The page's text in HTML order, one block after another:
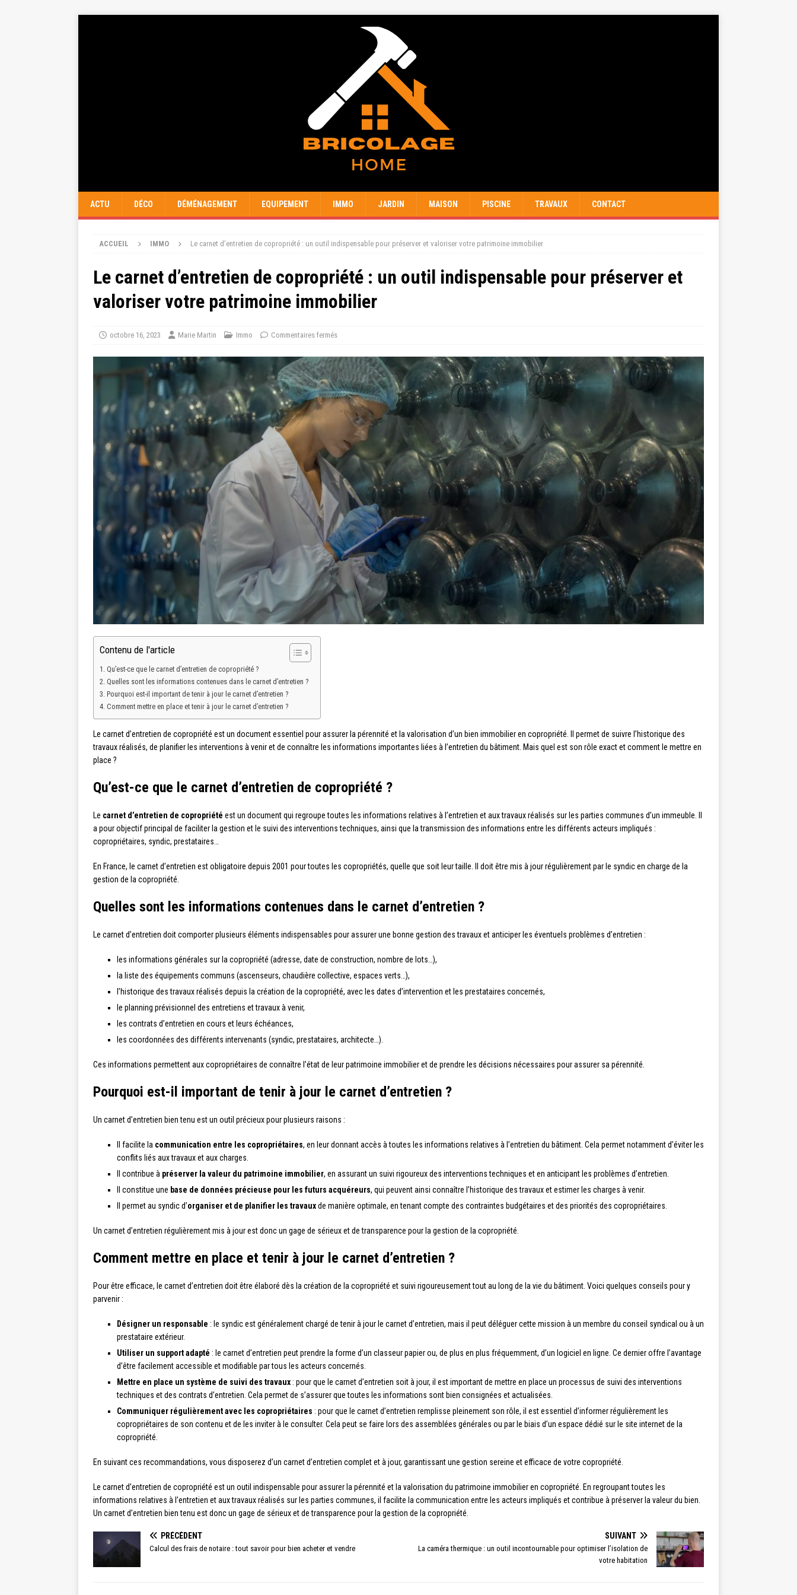
ACTU DÉCO DÉMÉNAGEMENT EQUIPEMENT IMMO JARDIN MAISON PISCINE TRAVAUX CONTACT
ACCUEIL IMMO Le carnet d’entretien de copropriété : un outil indispensable pour préserver et valoriser votre patrimoine immobilier
Le carnet d’entretien de copropriété : un outil indispensable pour préserver et
valoriser votre patrimoine immobilier
octobre 16, 2023 Marie Martin Immo Commentaires fermés
Contenu de l'article
Qu’est-ce que le carnet d’entretien de copropriété ?
Quelles sont les informations contenues dans le carnet d’entretien ?
Pourquoi est-il important de tenir à jour le carnet d’entretien ?
Comment mettre en place et tenir à jour le carnet d’entretien ?
Le carnet d’entretien de copropriété est un document essentiel pour assurer la pérennité et la valorisation d’un bien immobilier en copropriété. Il permet de suivre l’historique des
travaux réalisés, de planifier les interventions à venir et de connaître les informations importantes liées à l’entretien du bâtiment. Mais quel est son rôle exact et comment le mettre en
place ?
Qu’est-ce que le carnet d’entretien de copropriété ?
Le carnet d’entretien de copropriété est un document qui regroupe toutes les informations relatives à l’entretien et aux travaux réalisés sur les parties communes d’un immeuble. Il
a pour objectif principal de faciliter la gestion et le suivi des interventions techniques, ainsi que la transmission des informations entre les différents acteurs impliqués :
copropriétaires, syndic, prestataires…
En France, le carnet d’entretien est obligatoire depuis 2001 pour toutes les copropriétés, quelle que soit leur taille. Il doit être mis à jour régulièrement par le syndic en charge de la
gestion de la copropriété.
Quelles sont les informations contenues dans le carnet d’entretien ?
Le carnet d’entretien doit comporter plusieurs éléments indispensables pour assurer une bonne gestion des travaux et anticiper les éventuels problèmes d’entretien :
les informations générales sur la copropriété (adresse, date de construction, nombre de lots…),
la liste des équipements communs (ascenseurs, chaudière collective, espaces verts…),
l’historique des travaux réalisés depuis la création de la copropriété, avec les dates d’intervention et les prestataires concernés,
le planning prévisionnel des entretiens et travaux à venir,
les contrats d’entretien en cours et leurs échéances,
les coordonnées des différents intervenants (syndic, prestataires, architecte…).
Ces informations permettent aux copropriétaires de connaître l’état de leur patrimoine immobilier et de prendre les décisions nécessaires pour assurer sa pérennité.
Pourquoi est-il important de tenir à jour le carnet d’entretien ?
Un carnet d’entretien bien tenu est un outil précieux pour plusieurs raisons :
Il facilite la communication entre les copropriétaires, en leur donnant accès à toutes les informations relatives à l’entretien du bâtiment. Cela permet notamment d’éviter les
conflits liés aux travaux et aux charges.
Il contribue à préserver la valeur du patrimoine immobilier, en assurant un suivi rigoureux des interventions techniques et en anticipant les problèmes d’entretien.
Il constitue une base de données précieuse pour les futurs acquéreurs, qui peuvent ainsi connaître l’historique des travaux et estimer les charges à venir.
Il permet au syndic d’organiser et de planifier les travauxde manière optimale, en tenant compte des contraintes budgétaires et des priorités des copropriétaires.
Un carnet d’entretien régulièrement mis à jour est donc un gage de sérieux et de transparence pour la gestion de la copropriété.
Comment mettre en place et tenir à jour le carnet d’entretien ?
Pour être efficace, le carnet d’entretien doit être élaboré dès la création de la copropriété et suivi rigoureusement tout au long de la vie du bâtiment. Voici quelques conseils pour y
parvenir :
Désigner un responsable : le syndic est généralement chargé de tenir à jour le carnet d’entretien, mais il peut déléguer cette mission à un membre du conseil syndical ou à un
prestataire extérieur.
Utiliser un support adapté : le carnet d’entretien peut prendre la forme d’un classeur papier ou, de plus en plus fréquemment, d’un logiciel en ligne. Ce dernier offre l’avantage
d’être facilement accessible et modifiable par tous les acteurs concernés.
Mettre en place un système de suivi des travaux : pour que le carnet d’entretien soit à jour, il est important de mettre en place un processus de suivi des interventions
techniques et des contrats d’entretien. Cela permet de s’assurer que toutes les informations sont bien consignées et actualisées.
Communiquer régulièrement avec les copropriétaires : pour que le carnet d’entretien remplisse pleinement son rôle, il est essentiel d’informer régulièrement les
copropriétaires de son contenu et de les inviter à le consulter. Cela peut se faire lors des assemblées générales ou par le biais d’un espace dédié sur le site internet de la
copropriété.
En suivant ces recommandations, vous disposerez d’un carnet d’entretien complet et à jour, garantissant une gestion sereine et efficace de votre copropriété.
Le carnet d’entretien de copropriété est un outil indispensable pour assurer la pérennité et la valorisation du patrimoine immobilier en copropriété. En regroupant toutes les
informations relatives à l’entretien et aux travaux réalisés sur les parties communes, il facilite la communication entre les acteurs impliqués et contribue à préserver la valeur du bien.
Un carnet d’entretien bien tenu est donc un gage de sérieux et de transparence pour la gestion de la copropriété.
PRÉCÉDENT
Calcul des frais de notaire : tout savoir pour bien acheter et vendre
SUIVANT
La caméra thermique : un outil incontournable pour optimiser l’isolation de
votre habitation